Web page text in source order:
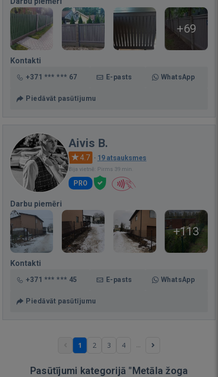
+69
Kontakti
+371 *** *** 67 E-pasts WhatsApp
Piedāvāt pasūtījumu
Aivis B.
4.7 · 19 atsauksmes
Bija vietnē: Pirms 39 min.
PRO
Darbu piemēri
+113
Kontakti
+371 *** *** 45 E-pasts WhatsApp
Piedāvāt pasūtījumu
1 2 3 4 ...
Pasūtījumi kategorijā "Metāla žoga